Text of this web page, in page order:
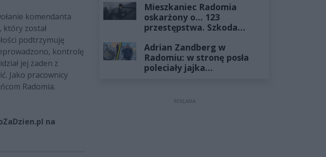
komendanta
który został
podtrzymuję
kontrolę
jej żaden z
Jako pracownicy
Radomia.
na
Mieszkaniec Radomia
oskarżony o... 123
przestępstwa. Szkoda
złotych
Adrian Zandberg w
Radomiu: w stronę posła
poleciały jajka…
REKLAMA